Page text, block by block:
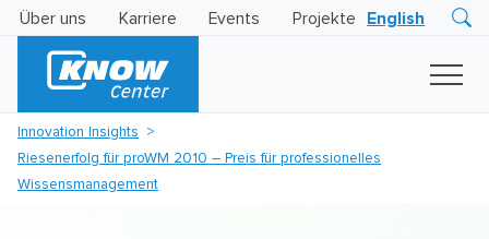
Über uns Karriere Events Projekte English
Business
Innovation Insights
Riesenerfolg für proWM 2010 – Preis für professionelles
Wissensmanagement